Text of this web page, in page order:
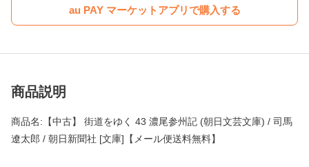
au PAY マーケットアプリで購入する
商品説明
商品名:【中古】 街道をゆく 43 濃尾参州記 (朝日文芸文庫) / 司馬
遼太郎 / 朝日新聞社 [文庫]【メール便送料無料】